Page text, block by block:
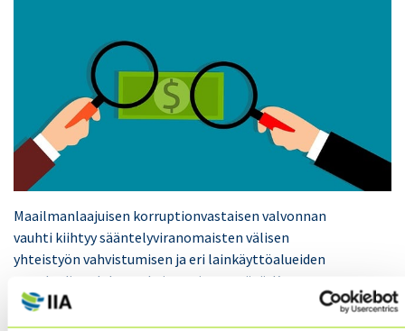
Maailmanlaajuisen korruptionvastaisen valvonnan
vauhti kiihtyy sääntelyviranomaisten välisen
yhteistyön vahvistumisen ja eri lainkäyttöalueiden
standardien yhdenmukaistamisen myötä. Kun
tärkeimmät sääntelyjärjestelmät lähentyvät toisiaan,
organisaatioihin kohdistuu kasvavaa painetta